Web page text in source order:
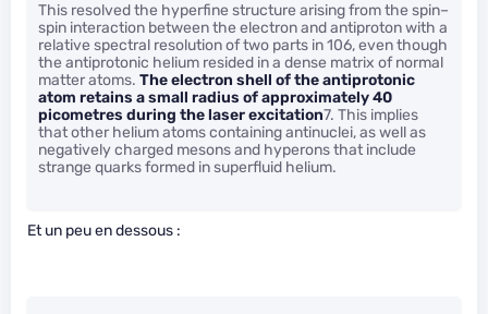
This resolved the hyperfine structure arising from the spin–
spin interaction between the electron and antiproton with a
relative spectral resolution of two parts in 106, even though
the antiprotonic helium resided in a dense matrix of normal
matter atoms. The electron shell of the antiprotonic
atom retains a small radius of approximately 40
picometres during the laser excitation7. This implies
that other helium atoms containing antinuclei, as well as
negatively charged mesons and hyperons that include
strange quarks formed in superfluid helium.
Et un peu en dessous :